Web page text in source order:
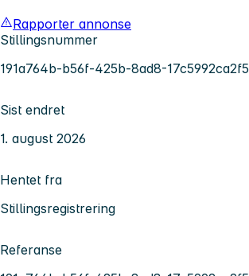
Rapporter annonse
Stillingsnummer
191a764b-b56f-425b-8ad8-17c5992ca2f5
Sist endret
1. august 2026
Hentet fra
Stillingsregistrering
Referanse